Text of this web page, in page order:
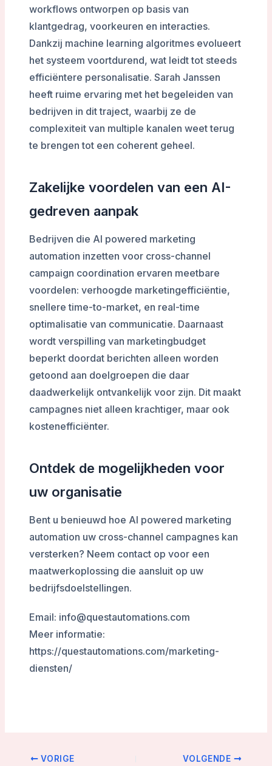
workflows ontworpen op basis van
klantgedrag, voorkeuren en interacties.
Dankzij machine learning algoritmes evolueert
het systeem voortdurend, wat leidt tot steeds
efficiëntere personalisatie. Sarah Janssen
heeft ruime ervaring met het begeleiden van
bedrijven in dit traject, waarbij ze de
complexiteit van multiple kanalen weet terug
te brengen tot een coherent geheel.
Zakelijke voordelen van een AI-
gedreven aanpak
Bedrijven die AI powered marketing
automation inzetten voor cross-channel
campaign coordination ervaren meetbare
voordelen: verhoogde marketingefficiëntie,
snellere time-to-market, en real-time
optimalisatie van communicatie. Daarnaast
wordt verspilling van marketingbudget
beperkt doordat berichten alleen worden
getoond aan doelgroepen die daar
daadwerkelijk ontvankelijk voor zijn. Dit maakt
campagnes niet alleen krachtiger, maar ook
kostenefficiënter.
Ontdek de mogelijkheden voor
uw organisatie
Bent u benieuwd hoe AI powered marketing
automation uw cross-channel campagnes kan
versterken? Neem contact op voor een
maatwerkoplossing die aansluit op uw
bedrijfsdoelstellingen.
Email: info@questautomations.com
Meer informatie:
https://questautomations.com/marketing-
diensten/
VORIGE VOLGENDE